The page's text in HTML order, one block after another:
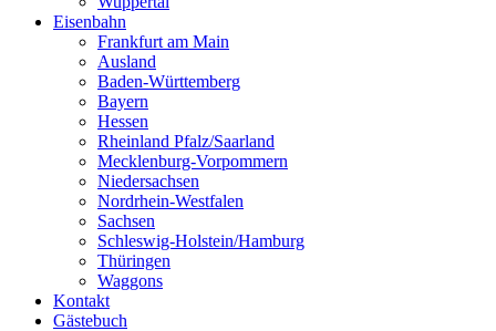
Eisenbahn
Frankfurt am Main
Ausland
Baden-Württemberg
Bayern
Hessen
Rheinland Pfalz/Saarland
Mecklenburg-Vorpommern
Niedersachsen
Nordrhein-Westfalen
Sachsen
Schleswig-Holstein/Hamburg
Thüringen
Waggons
Kontakt
Gästebuch